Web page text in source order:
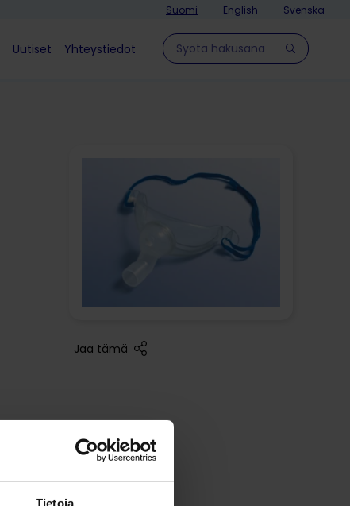
Tietoja
Suomi English Svenska
Uutiset
Yhteystiedot
Hae sivulla
Jaa tämä